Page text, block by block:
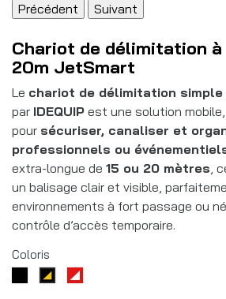
Précédent Suivant
Chariot de délimitation à
20m JetSmart
Le chariot de délimitation
par IDEQUIP est une solution
pour sécuriser, canaliser et
professionnels ou
extra-longue de 15 ou 20 mètres,
un balisage clair et visible,
environnements à fort passage ou
contrôle d’accès temporaire.
Coloris
Noir
Noir/jaune